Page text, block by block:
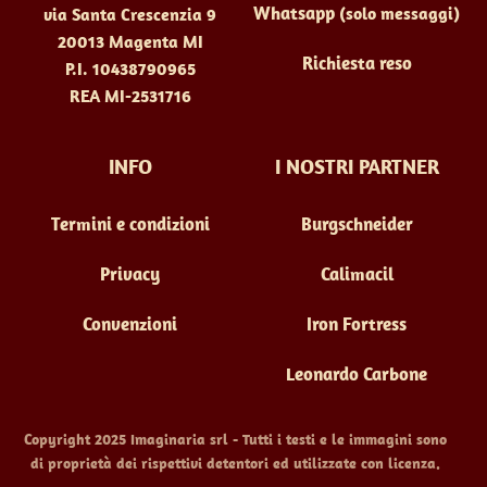
via Santa Crescenzia 9
20013 Magenta MI
P.I. 10438790965
REA MI-2531716
Whatsapp (solo messaggi)
Richiesta reso
INFO
Termini e condizioni
Privacy
Convenzioni
I NOSTRI PARTNER
Burgschneider
Calimacil
Iron Fortress
Leonardo Carbone
Copyright 2025 Imaginaria srl - Tutti i testi e le immagini sono
di proprietà dei rispettivi detentori ed utilizzate con licenza.